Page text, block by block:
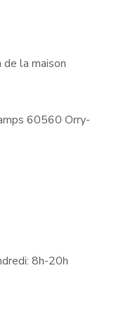
la maison
60560 Orry-
8h-20h